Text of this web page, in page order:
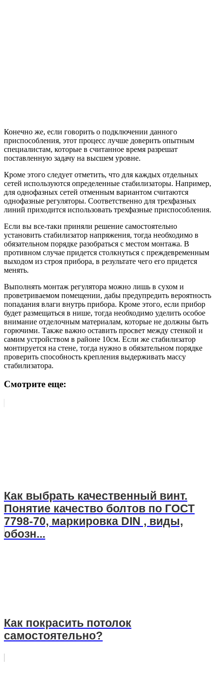
Конечно же, если говорить о подключении данного
приспособления, этот процесс лучше доверить опытным
специалистам, которые в считанное время разрешат
поставленную задачу на высшем уровне.
Кроме этого следует отметить, что для каждых отдельных
сетей используются определенные стабилизаторы. Например,
для однофазных сетей отменным вариантом считаются
однофазные регуляторы. Соответственно для трехфазных
линий приходится использовать трехфазные приспособления.
Если вы все-таки приняли решение самостоятельно
установить стабилизатор напряжения, тогда необходимо в
обязательном порядке разобраться с местом монтажа. В
противном случае придется столкнуться с преждевременным
выходом из строя прибора, в результате чего его придется
менять.
Выполнять монтаж регулятора можно лишь в сухом и
проветриваемом помещении, дабы предупредить вероятность
попадания влаги внутрь прибора. Кроме этого, если прибор
будет размещаться в нише, тогда необходимо уделить особое
внимание отделочным материалам, которые не должны быть
горючими. Также важно оставить просвет между стенкой и
самим устройством в районе 10см. Если же стабилизатор
монтируется на стене, тогда нужно в обязательном порядке
проверить способность крепления выдерживать массу
стабилизатора.
Смотрите еще:
Как выбрать качественный винт.
Понятие качество болтов по ГОСТ
7798-70, маркировка DIN , виды,
обозн...
Как покрасить потолок
самостоятельно?